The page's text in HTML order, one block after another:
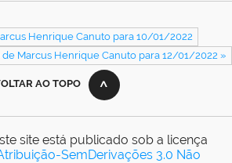
Henrique Canuto para 10/01/2022
de Marcus Henrique Canuto para 12/01/2022 »
AO TOPO
site está publicado sob a licença
SemDerivações 3.0 Não